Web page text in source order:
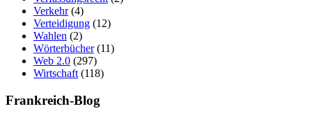
Verkehr(4)
Verteidigung (12)
Wahlen (2)
Wörterbücher(11)
Web 2.0 (297)
Wirtschaft (118)
Frankreich-Blog